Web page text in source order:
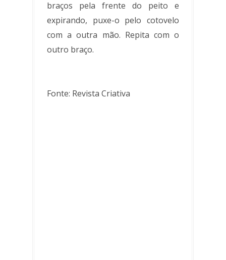
braços pela frente do peito e
expirando, puxe-o pelo cotovelo
com a outra mão. Repita com o
outro braço.
Fonte: Revista Criativa